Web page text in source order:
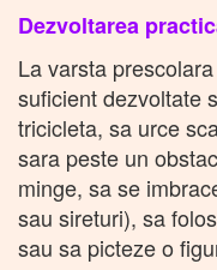
Dezvoltarea
La varsta
suficient dezvoltate
tricicleta, sa urce
sara peste un
minge, sa se
sau sireturi), sa
sau sa picteze o